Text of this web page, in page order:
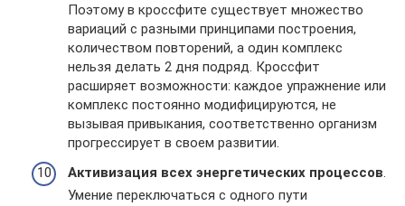
Поэтому в кроссфите существует множество
вариаций с разными принципами построения,
количеством повторений, а один комплекс
нельзя делать 2 дня подряд. Кроссфит
расширяет возможности: каждое упражнение или
комплекс постоянно модифицируются, не
вызывая привыкания, соответственно организм
прогрессирует в своем развитии.
Активизация всех энергетических процессов.
Умение переключаться с одного пути